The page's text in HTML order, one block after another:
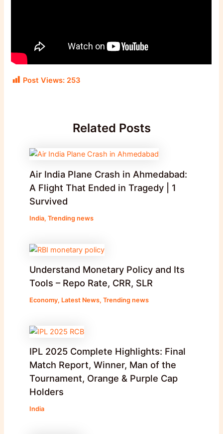
Post Views: 253
Related Posts
Air India Plane Crash in Ahmedabad:
A Flight That Ended in Tragedy | 1
Survived
India, Trending news
Understand Monetary Policy and Its
Tools – Repo Rate, CRR, SLR
Economy, Latest News, Trending news
IPL 2025 Complete Highlights: Final
Match Report, Winner, Man of the
Tournament, Orange & Purple Cap
Holders
India